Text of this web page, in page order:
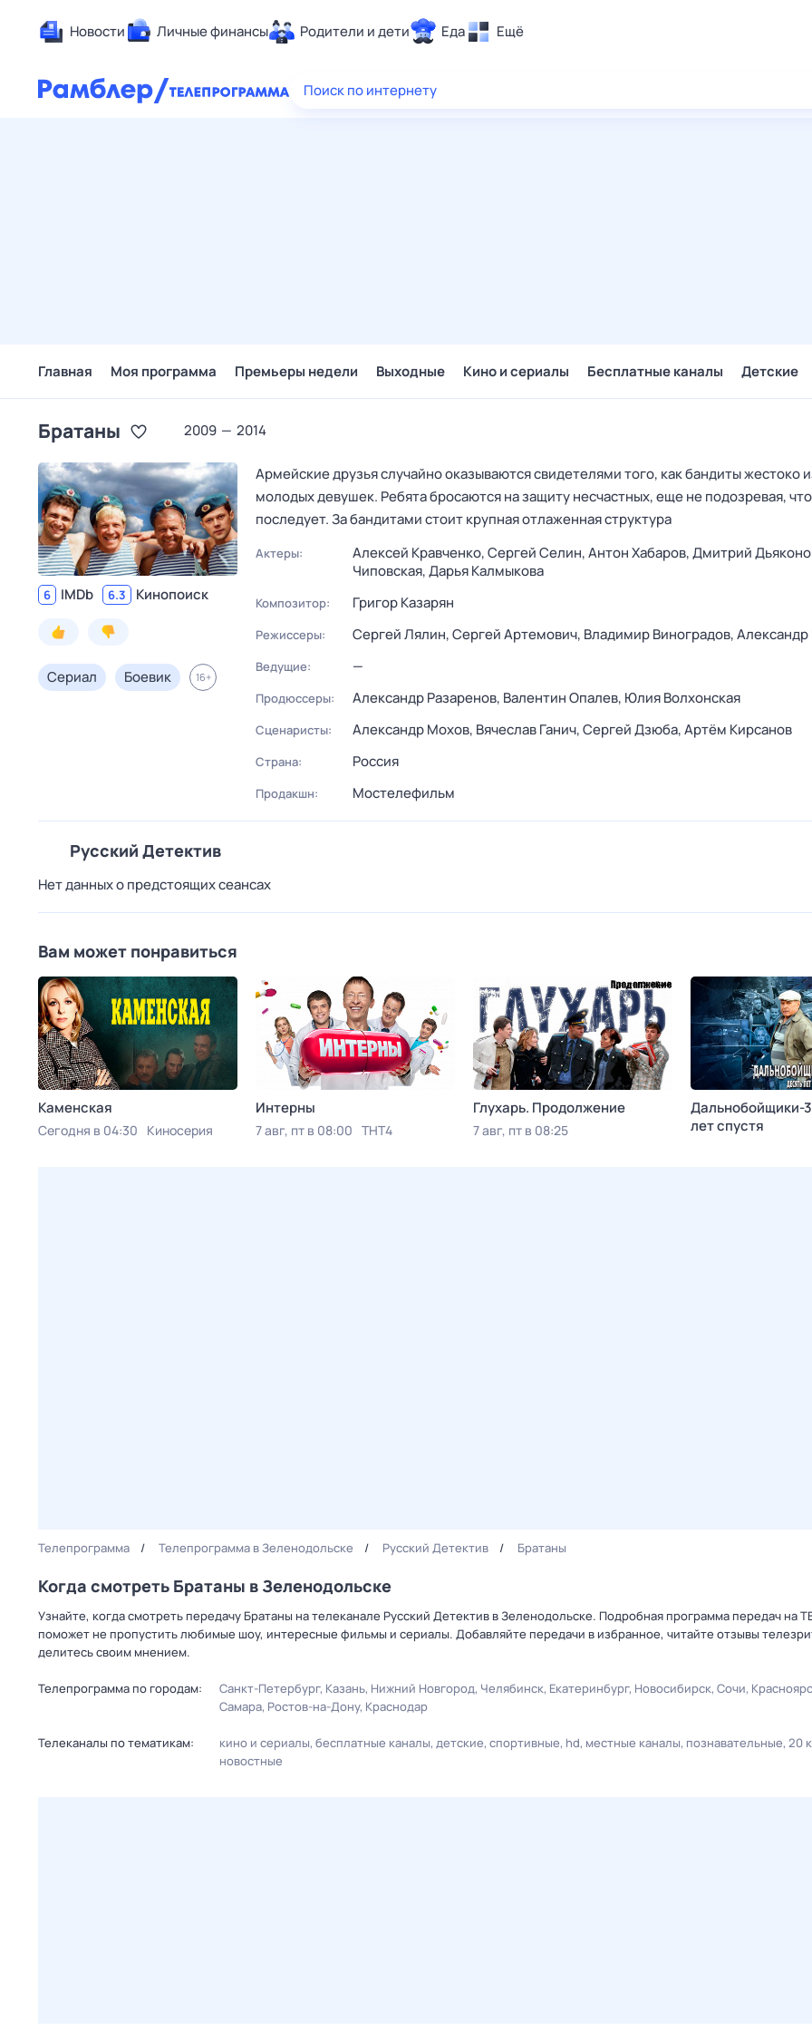
Новости Личные финансы Родители и дети Еда Ещё
Здоровье
Поиск по интернету
Главная Моя программа Премьеры недели Выходные Кино и сериалы Бесплатные каналы Детские
Братаны 2009 — 2014
6 IMDb 6.3 Кинопоиск
Сериал Боевик 16+
Армейские друзья случайно оказываются свидетелями того, как бандиты жестоко
молодых девушек. Ребята бросаются на защиту несчастных, еще не подозревая,
последует. За бандитами стоит крупная отлаженная структура
Актеры: Алексей Кравченко,Сергей Селин,Антон Хабаров,Дмитрий
Чиповская,Дарья Калмыкова
Композитор: Григор Казарян
Режиссеры: Сергей Лялин,Сергей Артемович, Владимир Виноградов,Александр
Ведущие: —
Продюссеры: Александр Разаренов, Валентин Опалев, Юлия Волхонская
Сценаристы: Александр Мохов, Вячеслав Ганич,Сергей Дзюба,Артём Кирсанов
Страна: Россия
Продакшн: Мостелефильм
Русский Детектив
Нет данных о предстоящих сеансах
Вам может понравиться
Каменская
Сегодня в 04:30 Киносерия
Интерны
7 авг, пт в 08:00 ТНТ4
Глухарь. Продолжение
7 авг, пт в 08:25
Дальнобойщики-
лет спустя
Телепрограмма Телепрограмма в Зеленодольске Русский Детектив Братаны
Когда смотреть Братаны в Зеленодольске
Узнайте, когда смотреть передачу Братаны на телеканале Русский Детектив в Зеленодольске. Подробная программа передач на
поможет не пропустить любимые шоу, интересные фильмы и сериалы. Добавляйте передачи в избранное, читайте отзывы
делитесь своим мнением.
Телепрограмма по городам: Санкт-Петербург Казань Нижний Новгород Челябинск Екатеринбург Новосибирск Сочи
Самара Ростов-на-Дону Краснодар
Телеканалы по тематикам: кино и сериалы бесплатные каналы детские спортивные hd местные каналы познавательные 20
новостные